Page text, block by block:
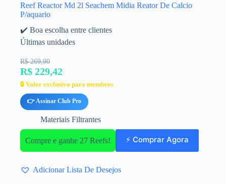
Reef Reactor Md 2l Seachem Midia Reator De Calcio
P/aquario
✔️ Boa escolha entre clientes
Últimas unidades
R$ 269,90
R$ 229,42
🔒 Valor exclusivo para membros
👉 Assinar Club Pro
Materiais Filtrantes
Compre e ganhe 27 Reefs! ⚡ Comprar Agora
Adicionar Lista De Desejos